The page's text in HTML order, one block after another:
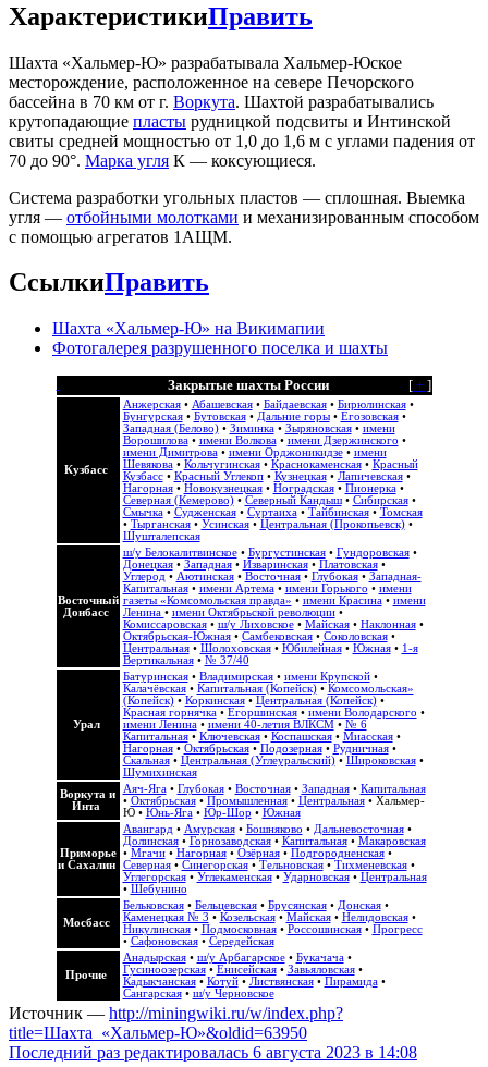
ХарактеристикиПравить
Шахта «Хальмер-Ю» разрабатывала Хальмер-Юское
месторождение, расположенное на севере Печорского
бассейна в 70 км от г. Воркута. Шахтой разрабатывались
крутопадающие пласты рудницкой подсвиты и Интинской
свиты средней мощностью от 1,0 до 1,6 м с углами падения от
70 до 90°. Марка угля К — коксующиеся.
Система разработки угольных пластов — сплошная. Выемка
угля — отбойными молотками и механизированным способом
с помощью агрегатов 1АЩМ.
СсылкиПравить
Шахта «Хальмер-Ю» на Викимапии
Фотогалерея разрушенного поселка и шахты
[+ ]
Закрытые шахты России
Кузбасс
Анжерская• Абашевская• Байдаевская• Бирюлинская•
Бунгурская• Бутовская• Дальние горы• Егозовская•
Западная (Белово)• Зиминка• Зыряновская• имени
Ворошилова• имени Волкова• имени Дзержинского •
имени Димитрова• имени Орджоникидзе• имени
Шевякова• Кольчугинская• Краснокаменская• Красный
Кузбасс• Красный Углекоп• Кузнецкая• Лапичевская•
Нагорная• Новокузнецкая• Ноградская• Пионерка•
Северная (Кемерово)• Северный Кандыш• Сибирская•
Смычка• Судженская• Суртаиха• Тайбинская• Томская
• Тырганская• Усинская• Центральная (Прокопьевск)•
Шушталепская
Восточный
Донбасс
ш/у Белокалитвинское• Бургустинская• Гундоровская•
Донецкая• Западная• Изваринская• Платовская•
Углерод• Аютинская• Восточная• Глубокая• Западная-
Капитальная• имени Артема• имени Горького • имени
газеты «Комсомольская правда» • имени Красина• имени
Ленина • имени Октябрьской революции•
Комиссаровская• ш/у Лиховское• Майская• Наклонная•
Октябрьская-Южная• Самбековская• Соколовская•
Центральная• Шолоховская• Юбилейная• Южная• 1-я
Вертикальная• № 37/40
Урал
Батуринская• Владимирская• имени Крупской•
Калачёвская• Капитальная (Копейск)• Комсомольская»
(Копейск)• Коркинская• Центральная (Копейск)•
Красная горнячка• Егоршинская• имени Володарского •
имени Ленина• имени 40-летия ВЛКСМ• № 6
Капитальная• Ключевская• Коспашская• Миасская•
Нагорная• Октябрьская• Подозерная• Рудничная•
Скальная• Центральная (Углеуральский)• Широковская•
Шумихинская
Воркута и
Инта
Аяч-Яга• Глубокая• Восточная• Западная• Капитальная
• Октябрьская• Промышленная• Центральная• Хальмер-
Ю• Юнь-Яга• Юр-Шор • Южная
Приморье
и Сахалин
Авангард• Амурская• Бошняково • Дальневосточная•
Долинская• Горнозаводская• Капитальная• Макаровская
• Мгачи• Нагорная• Озёрная• Подгородненская•
Северная• Синегорская• Тельновская• Тихменевская•
Углегорская• Углекаменская• Ударновская• Центральная
• Шебунино
Мосбасс
Бельковская• Бельцевская• Брусянская• Донская•
Каменецкая № 3 • Козельская• Майская• Нелидовская•
Никулинская• Подмосковная• Россошинская• Прогресс
• Сафоновская• Середейская
Прочие
Анадырская• ш/у Арбагарское• Букачача•
Гусиноозерская• Енисейская• Завьяловская•
Кадыкчанская• Котуй• Листвянская• Пирамида•
Сангарская• ш/у Черновское
Источник — http://miningwiki.ru/w/index.php?
title=Шахта_«Хальмер-Ю»&oldid=63950
Последний раз редактировалась 6 августа 2023 в 14:08